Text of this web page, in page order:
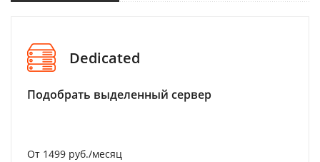
Dedicated
Подобрать выделенный сервер
От 1499 руб./месяц